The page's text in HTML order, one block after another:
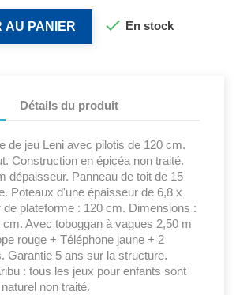
AU PANIER  En stock
Détails du produit
de jeu Leni avec pilotis de 120 cm.
Construction en épicéa non traité.
dépaisseur. Panneau de toit de 15
Poteaux d'une épaisseur de 6,8 x
plateforme : 120 cm. Dimensions :
Avec toboggan à vagues 2,50 m
rouge + Téléphone jaune + 2
Garantie 5 ans sur la structure.
: tous les jeux pour enfants sont
non traité.